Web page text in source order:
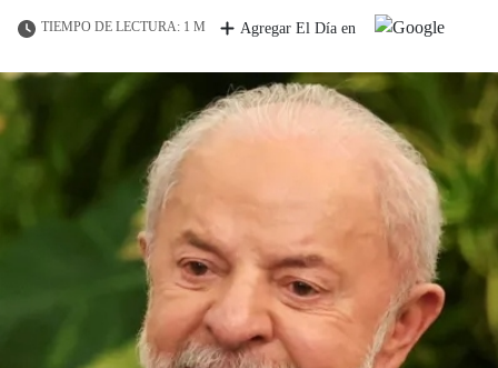
TIEMPO DE LECTURA: 1 M Agregar El Día en